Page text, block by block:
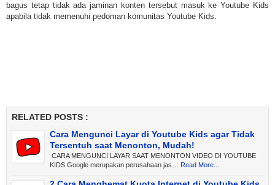
bagus tetap tidak ada jaminan konten tersebut masuk ke Youtube Kids
apabila tidak memenuhi pedoman komunitas Youtube Kids.
RELATED POSTS :
Cara Mengunci Layar di Youtube Kids agar Tidak
Tersentuh saat Menonton, Mudah!
CARA MENGUNCI LAYAR SAAT MENONTON VIDEO DI YOUTUBE
KIDS Google merupakan perusahaan jas… Read More...